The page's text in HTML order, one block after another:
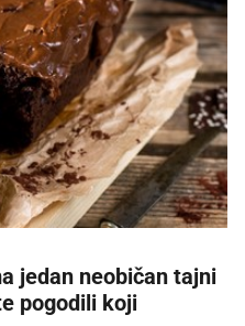
jedan neobičan tajni
pogodili koji